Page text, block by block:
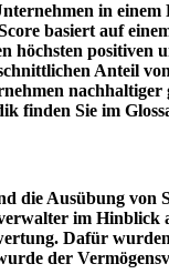
in
basiert auf
Anteil
finden Sie im
die Ausübung
im
Dafür
der